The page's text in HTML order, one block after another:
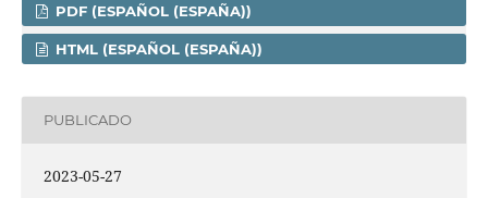
PDF (ESPAÑOL (ESPAÑA))
HTML (ESPAÑOL (ESPAÑA))
PUBLICADO
2023-05-27